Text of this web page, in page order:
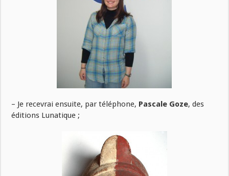
– Je recevrai ensuite, par téléphone, Pascale Goze, des
éditions Lunatique ;